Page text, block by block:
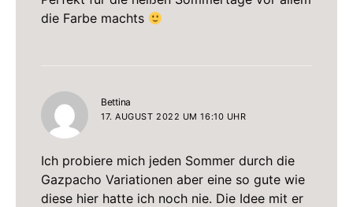
die Farbe machts
Bettina
17. AUGUST 2022 UM 16:10 UHR
Ich probiere mich jeden Sommer durch die
Gazpacho Variationen aber eine so gute wie
diese hier hatte ich noch nie. Die Idee mit er